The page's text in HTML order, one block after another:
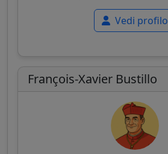
Vedi profilo
François-Xavier Bustillo